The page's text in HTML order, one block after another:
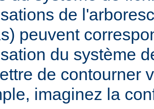
de
peuvent
du système
de contourner
imaginez la